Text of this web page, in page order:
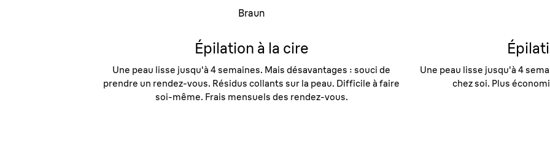
Braun
Épilation à la cire
Une peau lisse jusqu'à 4 semaines. Mais désavantages : souci de
prendre un rendez-vous. Résidus collants sur la peau. Difficile à faire
soi-même. Frais mensuels des rendez-vous.
Une peau lisse jusqu'à 4
chez soi. Plus